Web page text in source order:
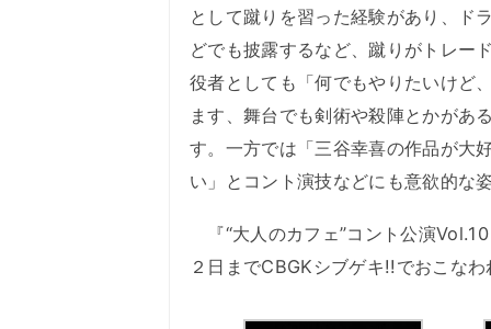
として蹴りを習った経験があり、ド
どでも披露するなど、蹴りがトレー
役者としても「何でもやりたいけど
ます、舞台でも剣術や殺陣とかがあ
す。一方では「三谷幸喜の作品が大
い」とコント演技などにも意欲的な
『“大人のカフェ”コント公演
２日までCBGKシブゲキ!!でおこな